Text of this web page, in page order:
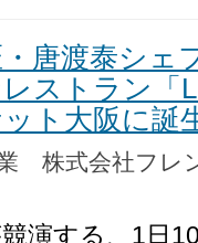
唐渡泰シェ
ストラン「
ト大阪に誕
業 株式会社フ
演する、1日